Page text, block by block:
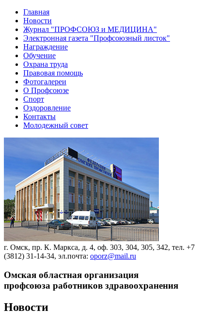
Главная
Новости
Журнал "ПРОФСОЮЗ и МЕДИЦИНА"
Электронная газета "Профсоюзный листок"
Награждение
Обучение
Охрана труда
Правовая помощь
Фотогалереи
О Профсоюзе
Спорт
Оздоровление
Контакты
Молодежный совет
г. Омск, пр. К. Маркса, д. 4, оф. 303, 304, 305, 342, тел. +7
(3812) 31-14-34, эл.почта: oporz@mail.ru
Омская областная организация
профсоюза работников здравоохранения
Новости